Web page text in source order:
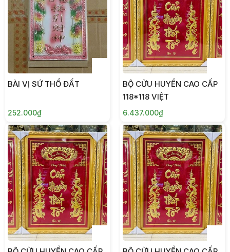
BÀI VỊ SỨ THỔ ĐẤT
252.000₫
BỘ CỬU HUYỀN CAO CẤP
118*118 VIỆT
6.437.000₫